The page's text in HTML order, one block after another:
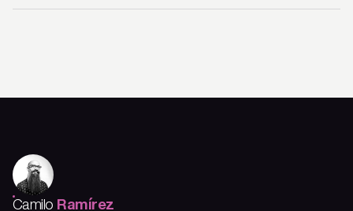
Camilo Ramírez